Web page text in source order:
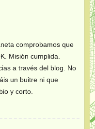
comprobamos que
Misión cumplida.
a través del blog. No
un buitre ni que
y corto.